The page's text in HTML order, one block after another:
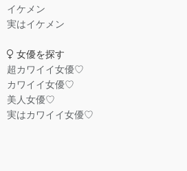
イケメン
実はイケメン
女優を探す
超カワイイ女優♡
カワイイ女優♡
美人女優♡
実はカワイイ女優♡